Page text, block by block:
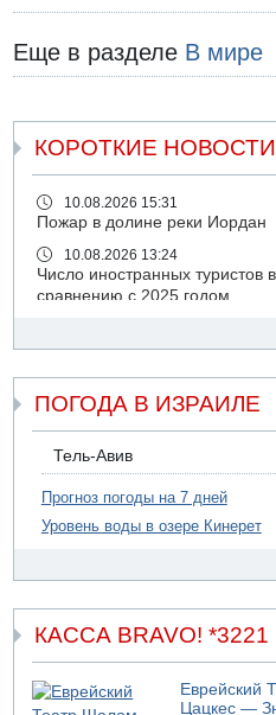
Еще в разделе В мире
КОРОТКИЕ НОВОСТИ
10.08.2026 15:31
Пожар в долине реки Иордан
10.08.2026 13:24
Число иностранных
сравнению с 2025 годом
Ализа Блох присоединилась
09.08.2026 21:03
На 4-м шоссе погиб под
09.08.2026 20:04
Сын экс-депутата от партии
хранение незаконного оружия
09.08.2026 19:36
Кешет (Верхняя Галилея)
Двое погибших при
ПОГОДА В ИЗРАИЛЕ
Тель-Авив
Прогноз погоды на 7 дней
Уровень воды в озере Кинерет
КАССА BRAVO! *3221
Еврейский
Цацкес —